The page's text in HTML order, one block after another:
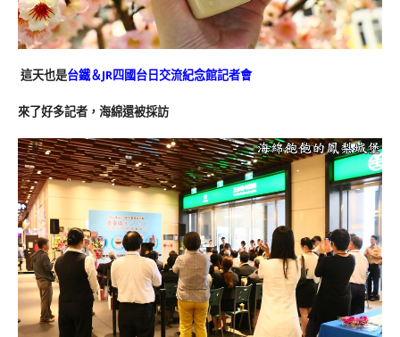
這天也是台鐵＆JR四國台日交流紀念館記者會
來了好多記者，海綿還被採訪